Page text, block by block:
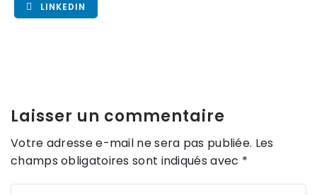
LINKEDIN
Laisser un commentaire
Votre adresse e-mail ne sera pas publiée. Les
champs obligatoires sont indiqués avec *